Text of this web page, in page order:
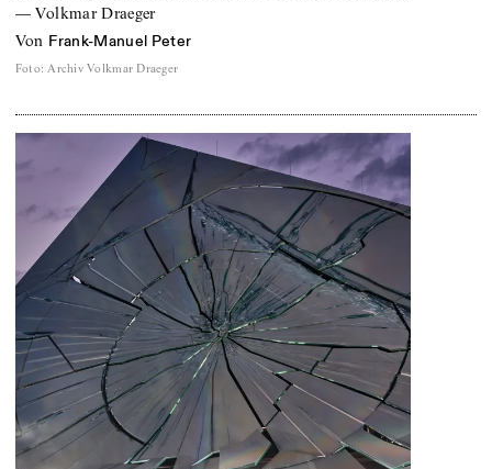
—Volkmar Draeger
von Frank-Manuel Peter
Foto: Archiv Volkmar Draeger